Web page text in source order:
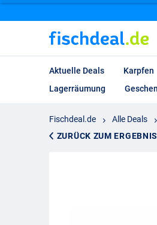
Aktuelle Deals Karpfen
Lagerräumung
Fischdeal.de Alle Deals
ZURÜCK ZUM ERGEBNIS